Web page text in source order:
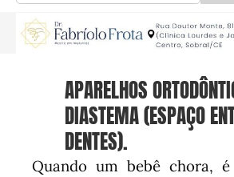
APARELHOS
DIASTEMA (ESPAÇO
DENTES).
Quando um bebê chora,